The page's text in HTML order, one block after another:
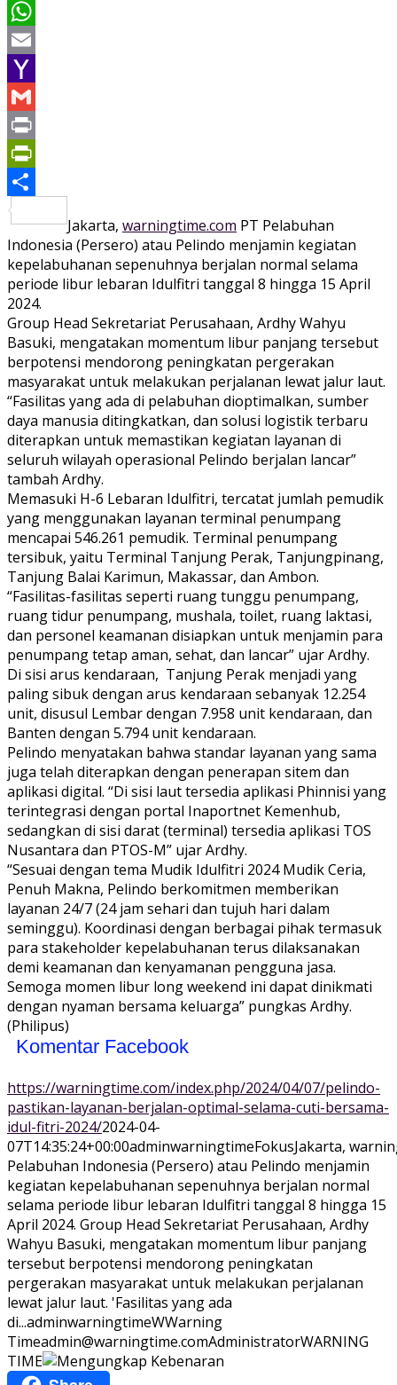
Pinterest
WhatsApp
Email
Yahoo
Mail
Gmail
Print
PrintFriendly
Jakarta, warningtime.com PT Pelabuhan
Indonesia (Persero) atau Pelindo menjamin kegiatan
kepelabuhanan sepenuhnya berjalan normal selama
periode libur lebaran Idulfitri tanggal 8 hingga 15 April
2024.
Group Head Sekretariat Perusahaan, Ardhy Wahyu
Basuki, mengatakan momentum libur panjang tersebut
berpotensi mendorong peningkatan pergerakan
masyarakat untuk melakukan perjalanan lewat jalur laut.
“Fasilitas yang ada di pelabuhan dioptimalkan, sumber
daya manusia ditingkatkan, dan solusi logistik terbaru
diterapkan untuk memastikan kegiatan layanan di
seluruh wilayah operasional Pelindo berjalan lancar”
tambah Ardhy.
Memasuki H-6 Lebaran Idulfitri, tercatat jumlah pemudik
yang menggunakan layanan terminal penumpang
mencapai 546.261 pemudik. Terminal penumpang
tersibuk, yaitu Terminal Tanjung Perak, Tanjungpinang,
Tanjung Balai Karimun, Makassar, dan Ambon.
“Fasilitas-fasilitas seperti ruang tunggu penumpang,
ruang tidur penumpang, mushala, toilet, ruang laktasi,
dan personel keamanan disiapkan untuk menjamin para
penumpang tetap aman, sehat, dan lancar” ujar Ardhy.
Di sisi arus kendaraan, Tanjung Perak menjadi yang
paling sibuk dengan arus kendaraan sebanyak 12.254
unit, disusul Lembar dengan 7.958 unit kendaraan, dan
Banten dengan 5.794 unit kendaraan.
Pelindo menyatakan bahwa standar layanan yang sama
juga telah diterapkan dengan penerapan sitem dan
aplikasi digital. “Di sisi laut tersedia aplikasi Phinnisi yang
terintegrasi dengan portal Inaportnet Kemenhub,
sedangkan di sisi darat (terminal) tersedia aplikasi TOS
Nusantara dan PTOS-M” ujar Ardhy.
“Sesuai dengan tema Mudik Idulfitri 2024 Mudik Ceria,
Penuh Makna, Pelindo berkomitmen memberikan
layanan 24/7 (24 jam sehari dan tujuh hari dalam
seminggu). Koordinasi dengan berbagai pihak termasuk
para stakeholder kepelabuhanan terus dilaksanakan
demi keamanan dan kenyamanan pengguna jasa.
Semoga momen libur long weekend ini dapat dinikmati
dengan nyaman bersama keluarga” pungkas Ardhy.
(Philipus)
Komentar Facebook
https://warningtime.com/index.php/2024/04/07/pelindo-
pastikan-layanan-berjalan-optimal-selama-cuti-bersama-
idul-fitri-2024/2024-04-
07T14:35:24+00:00adminwarningtimeFokusJakarta,
Pelabuhan Indonesia (Persero) atau Pelindo menjamin
kegiatan kepelabuhanan sepenuhnya berjalan normal
selama periode libur lebaran Idulfitri tanggal 8 hingga 15
April 2024. Group Head Sekretariat Perusahaan, Ardhy
Wahyu Basuki, mengatakan momentum libur panjang
tersebut berpotensi mendorong peningkatan
pergerakan masyarakat untuk melakukan perjalanan
lewat jalur laut. 'Fasilitas yang ada
di...adminwarningtimeWWarning
Timeadmin@warningtime.comAdministratorWARNING
TIME